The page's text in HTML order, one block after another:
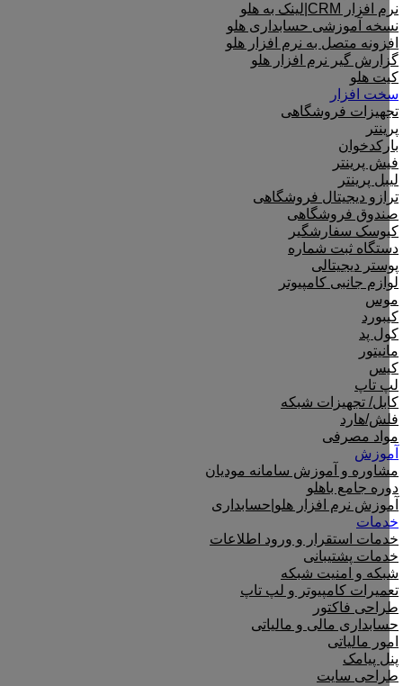
نرم افزار CRM|لینک به هلو
نسخه آموزشی حسابداری هلو
افزونه متصل به نرم افزار هلو
گزارش گیر نرم افزار هلو
کیت هلو
سخت افزار
تجهیزات فروشگاهی
پرینتر
بارکدخوان
فیش پرینتر
لیبل پرینتر
ترازو دیجیتال فروشگاهی
صندوق فروشگاهی
کیوسک سفارشگیر
دستگاه ثبت شماره
پوستر دیجیتالی
لوازم جانبی کامپیوتر
موس
کیبورد
کول پد
مانیتور
کیس
لپ تاپ
کابل/ تجهیزات شبکه
فلش/هارد
مواد مصرفی
آموزش
مشاوره و آموزش سامانه مودیان
دوره جامع باهلو
آموزش نرم افزار هلو|حسابداری
خدمات
خدمات استقرار و ورود اطلاعات
خدمات پشتیبانی
شبکه و امنیت شبکه
تعمیرات کامپیوتر و لپ تاپ
طراحی فاکتور
حسابداری مالی و مالیاتی
امور مالیاتی
پنل پیامک
طراحی سایت